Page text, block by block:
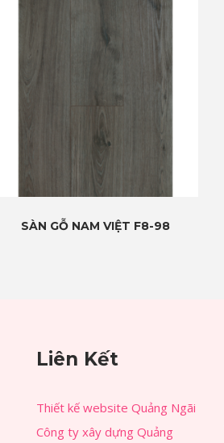
SÀN GỖ NAM VIỆT F8-98
Liên Kết
Thiết kế website Quảng Ngãi
Công ty xây dựng Quảng